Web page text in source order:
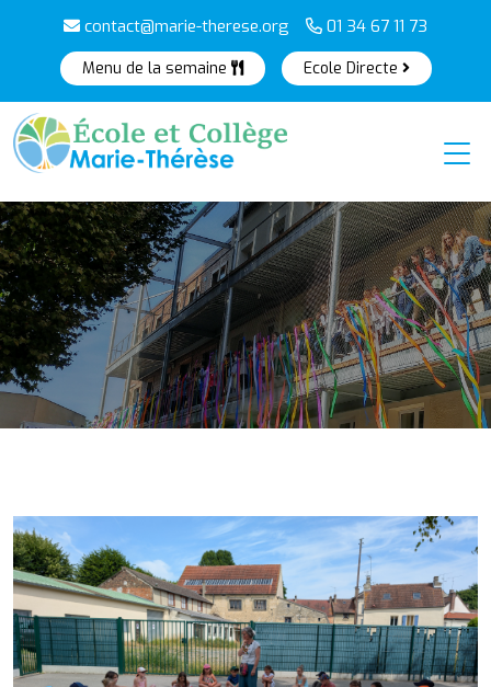
contact@marie-therese.org 01 34 67 11 73
Menu de la semaine Ecole Directe